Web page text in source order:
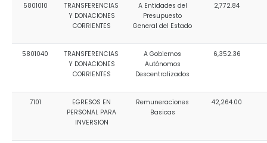
5801010
TRANSFERENCIAS
Y DONACIONES
CORRIENTES
A Entidades del
Presupuesto
General del Estado
2,772.84
5801040
TRANSFERENCIAS
Y DONACIONES
CORRIENTES
A Gobiernos
Autónomos
Descentralizados
6,352.36
7101
EGRESOS EN
PERSONAL PARA
INVERSION
Remuneraciones
Basicas
42,264.00